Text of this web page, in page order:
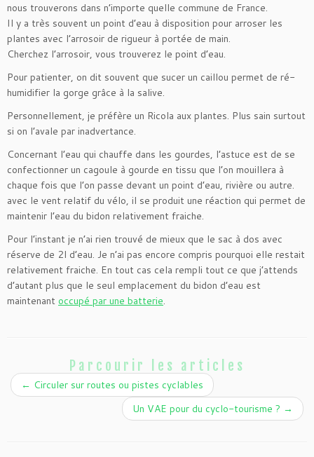
nous trouverons dans n’importe quelle commune de France.
Il y a très souvent un point d’eau à disposition pour arroser les
plantes avec l’arrosoir de rigueur à portée de main.
Cherchez l’arrosoir, vous trouverez le point d’eau.
Pour patienter, on dit souvent que sucer un caillou permet de ré-
humidifier la gorge grâce à la salive.
Personnellement, je préfère un Ricola aux plantes. Plus sain surtout
si on l’avale par inadvertance.
Concernant l’eau qui chauffe dans les gourdes, l’astuce est de se
confectionner un cagoule à gourde en tissu que l’on mouillera à
chaque fois que l’on passe devant un point d’eau, rivière ou autre.
avec le vent relatif du vélo, il se produit une réaction qui permet de
maintenir l’eau du bidon relativement fraiche.
Pour l’instant je n’ai rien trouvé de mieux que le sac à dos avec
réserve de 2l d’eau. Je n’ai pas encore compris pourquoi elle restait
relativement fraiche. En tout cas cela rempli tout ce que j’attends
d’autant plus que le seul emplacement du bidon d’eau est
maintenant occupé par une batterie.
Parcourir les articles
← Circuler sur routes ou pistes cyclables
Un VAE pour du cyclo-tourisme ? →